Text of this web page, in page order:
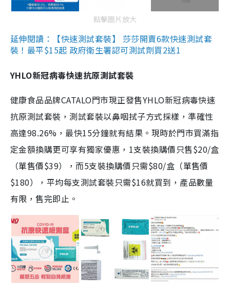
點擊圖片放大
延伸閱讀：【快速測試套裝】 莎莎開賣6款快速測試套
裝！最平$15起 政府衛生署認可測試劑買2送1
YHLO新冠病毒快速抗原測試套裝
健康食品品牌CATALO門市現正發售YHLO新冠病毒快速
抗原測試套裝，測試套裝以鼻咽拭子方式採樣，準確性
高達98.26%，最快15分鐘就有結果。現時於門市買滿指
定金額換購更可享有獨家優惠，1支裝換購價只售$20/盒
（單售價$39），而5支裝換購價只需$80/盒（單售價
$180），平均每支測試套裝只需$16就買到，產品數量
有限，售完即止。